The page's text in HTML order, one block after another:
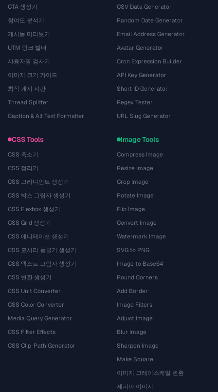
CTA 생성기
참여도 분석기
게시물 미리보기
UTM 링크 빌더
사용자명 검사기
이미지 크기 가이드
최적 게시 시간
Thread Splitter
Caption & Alt Text Formatter
CSV Data Generator
Random Date Generator
Email Address Generator
Avatar Generator
Cron Expression Builder
API Key Generator
Short ID Generator
Regex Tester
URL Slug Generator
CSS Tools
CSS 축소기
CSS 정리기
CSS 그라디언트 생성기
CSS 박스 그림자 생성기
CSS Flexbox 생성기
CSS Grid 생성기
CSS 애니메이션 생성기
CSS 모서리 둥글기 생성기
CSS 텍스트 그림자 생성기
CSS 변환 생성기
CSS Unit Converter
CSS Color Converter
Media Query Generator
CSS Filter Effects
CSS Clip-Path Generator
Image Tools
Compress Image
Resize Image
Crop Image
Rotate Image
Flip Image
Convert Image
Watermark Image
SVG to PNG
Image to Base64
Round Corners
Add Border
Image Filters
Adjust Image
Blur Image
Sharpen Image
Make Square
이미지 그레이스케일 변환
세피아 이미지